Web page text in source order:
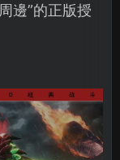
邊”的正版授